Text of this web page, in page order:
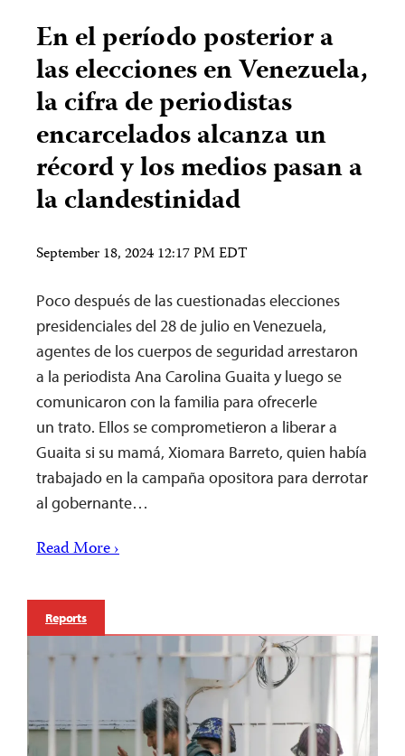
En el período posterior a
las elecciones en Venezuela,
la cifra de periodistas
encarcelados alcanza un
récord y los medios pasan a
la clandestinidad
September 18, 2024 12:17 PM EDT
Poco después de las cuestionadas elecciones
presidenciales del 28 de julio en Venezuela,
agentes de los cuerpos de seguridad arrestaron
a la periodista Ana Carolina Guaita y luego se
comunicaron con la familia para ofrecerle
un trato. Ellos se comprometieron a liberar a
Guaita si su mamá, Xiomara Barreto, quien había
trabajado en la campaña opositora para derrotar
al gobernante…
Read More ›
Reports